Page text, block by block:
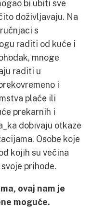
bi ubiti sve
doživljavaju. Na
s
raditi od kuće i
mnoge
raditi u
i
plaće ili
prekarnih i
dobivaju otkaze
Osobe koje
kojih su većina
prihode.
ovaj nam je
moguće.